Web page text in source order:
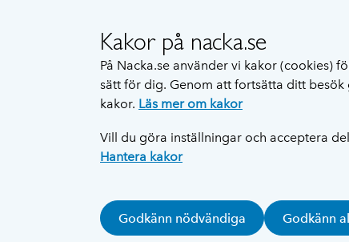
Kakor på nacka.se
På Nacka.se använder vi kakor (cookies)
sätt för dig. Genom att fortsätta ditt
kakor. Läs mer om kakor
Vill du göra inställningar och acceptera
Hantera kakor
Godkänn nödvändiga Godkänn